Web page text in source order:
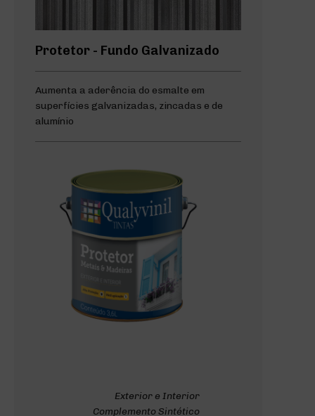
Protetor - Fundo Galvanizado
Aumenta a aderência do esmalte em
superfícies galvanizadas, zincadas e de
alumínio
Exterior e Interior
Complemento Sintético